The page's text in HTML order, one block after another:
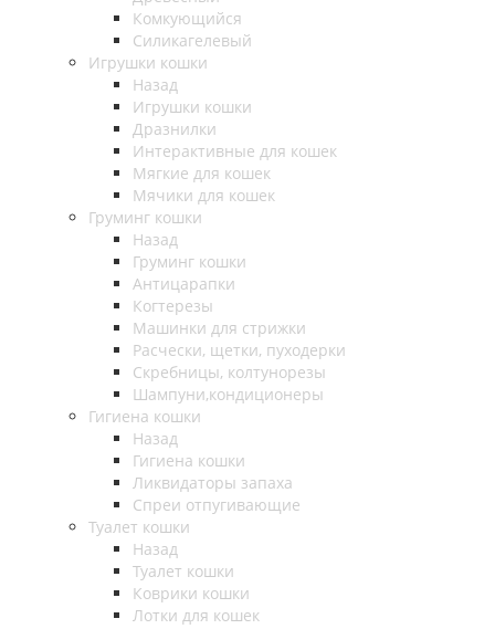
Комкующийся
Силикагелевый
Игрушки кошки
Назад
Игрушки кошки
Дразнилки
Интерактивные для кошек
Мягкие для кошек
Мячики для кошек
Груминг кошки
Назад
Груминг кошки
Антицарапки
Когтерезы
Машинки для стрижки
Расчески, щетки, пуходерки
Скребницы, колтунорезы
Шампуни,кондиционеры
Гигиена кошки
Назад
Гигиена кошки
Ликвидаторы запаха
Спреи отпугивающие
Туалет кошки
Назад
Туалет кошки
Коврики кошки
Лотки для кошек